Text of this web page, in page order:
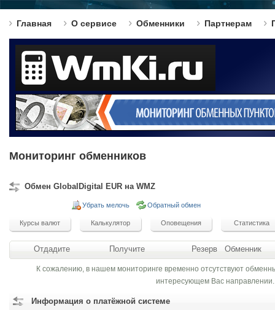
Главная О сервисе Обменники Партнерам
Мониторинг обменников
Обмен GlobalDigital EUR на WMZ
Убрать мелочь Обратный обмен
Отдадите Получите Резерв Обменник
К сожалению, в нашем мониторинге временно отсутствуют
интересующем Вас направлении.
Информация о платёжной системе